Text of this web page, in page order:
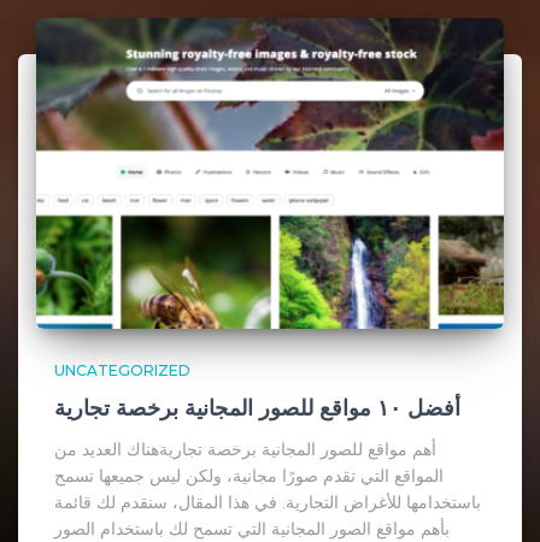
UNCATEGORIZED
أفضل ١٠ مواقع للصور المجانية برخصة تجارية
أهم مواقع للصور المجانية برخصة تجاريةهناك العديد من
المواقع التي تقدم صورًا مجانية، ولكن ليس جميعها تسمح
باستخدامها للأغراض التجارية. في هذا المقال، سنقدم لك قائمة
بأهم مواقع الصور المجانية التي تسمح لك باستخدام الصور